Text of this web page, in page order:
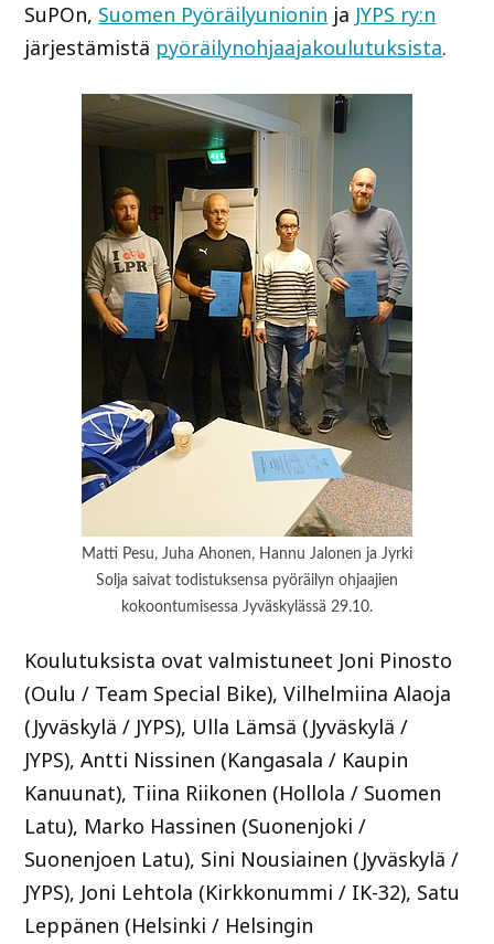
SuPOn, Suomen Pyöräilyunionin ja JYPS ry:n
järjestämistä pyöräilynohjaajakoulutuksista.
Matti Pesu, Juha Ahonen, Hannu Jalonen ja Jyrki
Solja saivat todistuksensa pyöräilyn ohjaajien
kokoontumisessa Jyväskylässä 29.10.
Koulutuksista ovat valmistuneet Joni Pinosto
(Oulu / Team Special Bike), Vilhelmiina Alaoja
(Jyväskylä / JYPS), Ulla Lämsä (Jyväskylä /
JYPS), Antti Nissinen (Kangasala / Kaupin
Kanuunat), Tiina Riikonen (Hollola / Suomen
Latu), Marko Hassinen (Suonenjoki /
Suonenjoen Latu), Sini Nousiainen (Jyväskylä /
JYPS), Joni Lehtola (Kirkkonummi / IK-32), Satu
Leppänen (Helsinki / Helsingin